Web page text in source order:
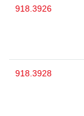
918.3926
918.3928